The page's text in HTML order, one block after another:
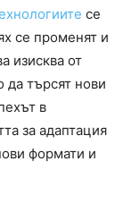
се
се променят и
изисква от
да търсят нови
в
за адаптация
формати и